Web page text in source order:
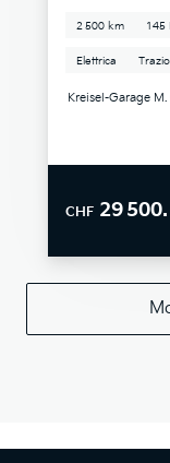
2 500 km 145
Elettrica
Kreisel-Garage
CHF 29